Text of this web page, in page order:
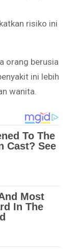
risiko ini
orang berusia
ini lebih
wanita.